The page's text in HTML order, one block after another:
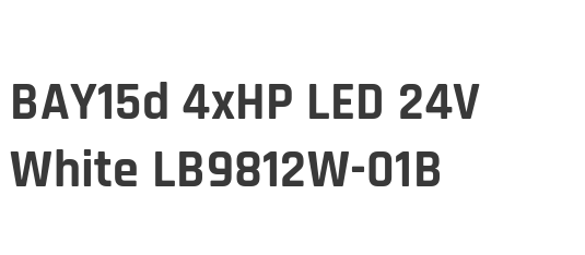
BAY15d 4xHP LED 24V
White LB9812W-01B